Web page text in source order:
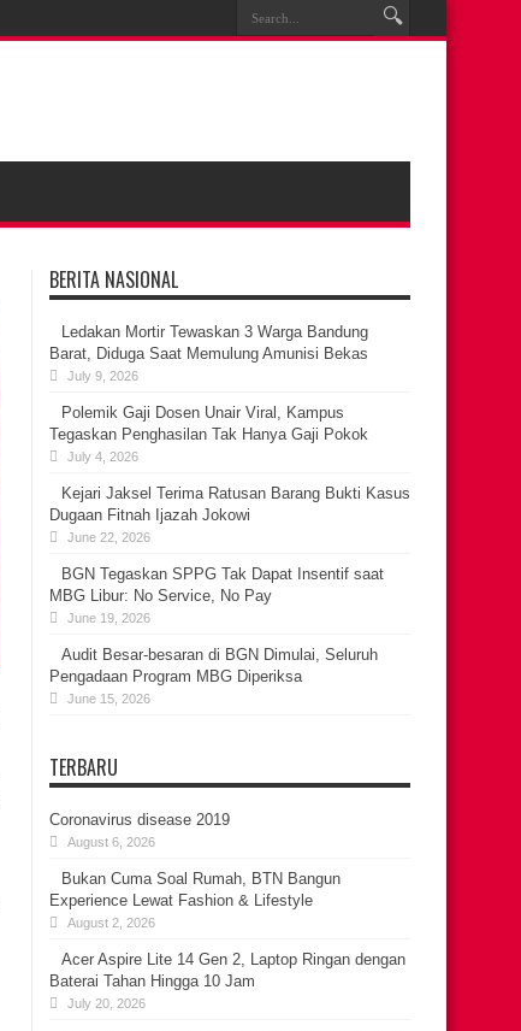
BERITA NASIONAL
Ledakan Mortir Tewaskan 3 Warga Bandung
Barat, Diduga Saat Memulung Amunisi Bekas
July 9, 2026
Polemik Gaji Dosen Unair Viral, Kampus
Tegaskan Penghasilan Tak Hanya Gaji Pokok
July 4, 2026
Kejari Jaksel Terima Ratusan Barang Bukti Kasus
Dugaan Fitnah Ijazah Jokowi
June 22, 2026
BGN Tegaskan SPPG Tak Dapat Insentif saat
MBG Libur: No Service, No Pay
June 19, 2026
Audit Besar-besaran di BGN Dimulai, Seluruh
Pengadaan Program MBG Diperiksa
June 15, 2026
TERBARU
Coronavirus disease 2019
August 6, 2026
Bukan Cuma Soal Rumah, BTN Bangun
Experience Lewat Fashion & Lifestyle
August 2, 2026
Acer Aspire Lite 14 Gen 2, Laptop Ringan dengan
Baterai Tahan Hingga 10 Jam
July 20, 2026